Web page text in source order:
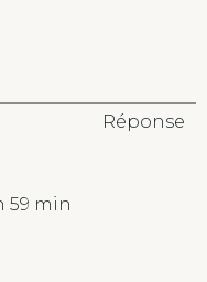
Réponse
59 min